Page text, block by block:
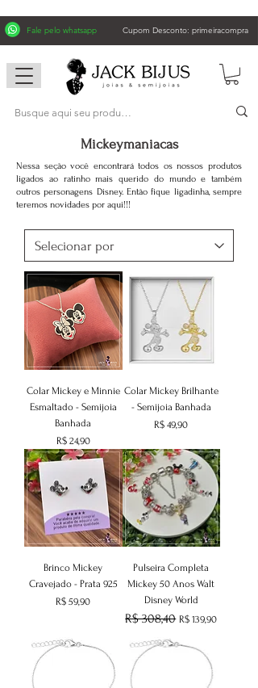
Fale pelo whatsapp Cupom Desconto: primeiracompra
Mickeymaniacas
Nessa seção você encontrará todos os nossos produtos
ligados ao ratinho mais querido do mundo e também
outros personagens Disney. Então fique ligadinha, sempre
teremos novidades por aqui!!!
Colar Mickey e Minnie
Esmaltado - Semijoia
Banhada
Preço
R$ 24,90
Colar Mickey Brilhante
- Semijoia Banhada
Preço
R$ 49,90
Brinco Mickey
Cravejado - Prata 925
Preço
R$ 59,90
Pulseira Completa
Mickey 50 Anos Walt
Disney World
Preço normal
R$ 308,40 Preço promocional
R$ 139,90